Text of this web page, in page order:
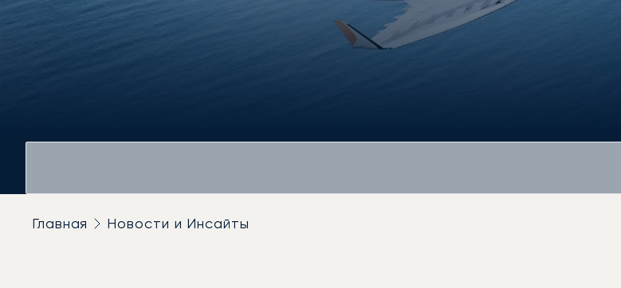
Главная Новости и Инсайты